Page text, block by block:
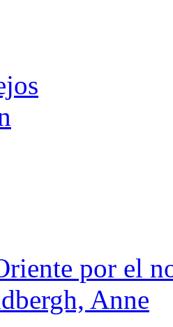
por el
Anne